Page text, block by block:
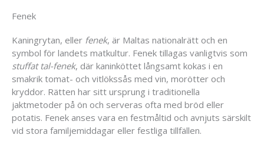
Fenek
Kaningrytan, eller fenek, är Maltas nationalrätt och en
symbol för landets matkultur. Fenek tillagas vanligtvis som
stuffat tal-fenek, där kaninköttet långsamt kokas i en
smakrik tomat- och vitlökssås med vin, morötter och
kryddor. Rätten har sitt ursprung i traditionella
jaktmetoder på ön och serveras ofta med bröd eller
potatis. Fenek anses vara en festmåltid och avnjuts särskilt
vid stora familjemiddagar eller festliga tillfällen.